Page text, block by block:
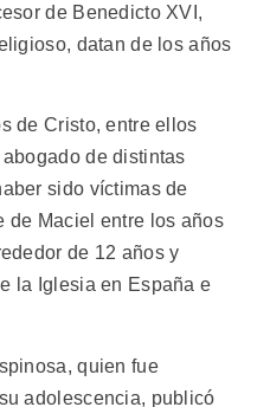
de Benedicto XVI,
datan de los años
de Cristo, entre ellos
de distintas
sido víctimas de
de Maciel entre los años
de 12 años y
la Iglesia en España e
quien fue
adolescencia, publicó